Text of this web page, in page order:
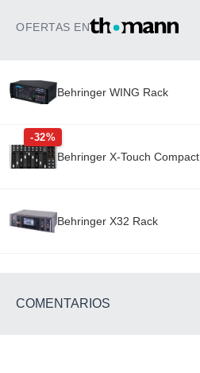
OFERTAS EN
Behringer WING Rack
-32%
Behringer X-Touch Compact
Behringer X32 Rack
COMENTARIOS